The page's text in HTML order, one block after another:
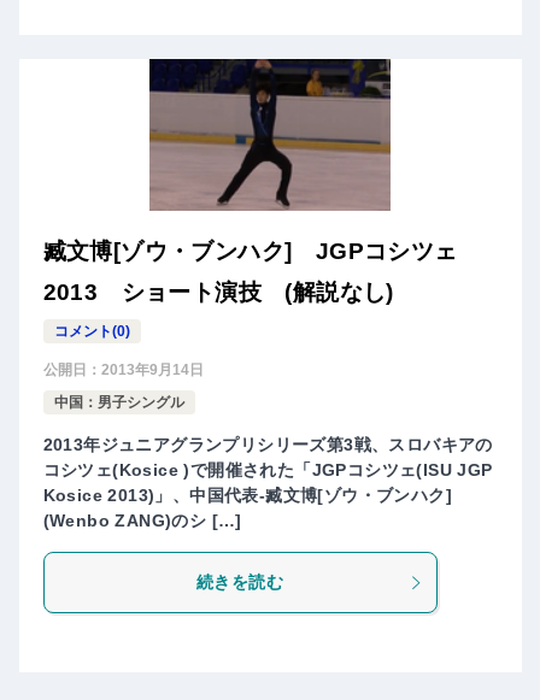
臧文博[ゾウ・ブンハク] JGPコシツェ
2013 ショート演技 (解説なし)
コメント(0)
公開日： 2013年9月14日
中国：男子シングル
2013年ジュニアグランプリシリーズ第3戦、スロバキアの
コシツェ(Kosice )で開催された「JGPコシツェ(ISU JGP
Kosice 2013)」、中国代表-臧文博[ゾウ・ブンハク]
(Wenbo ZANG)のシ […]
続きを読む